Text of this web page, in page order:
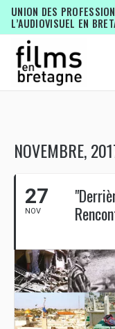
UNION DES
L’AUDIOVISUEL EN
NOVEMBRE,
27
NOV